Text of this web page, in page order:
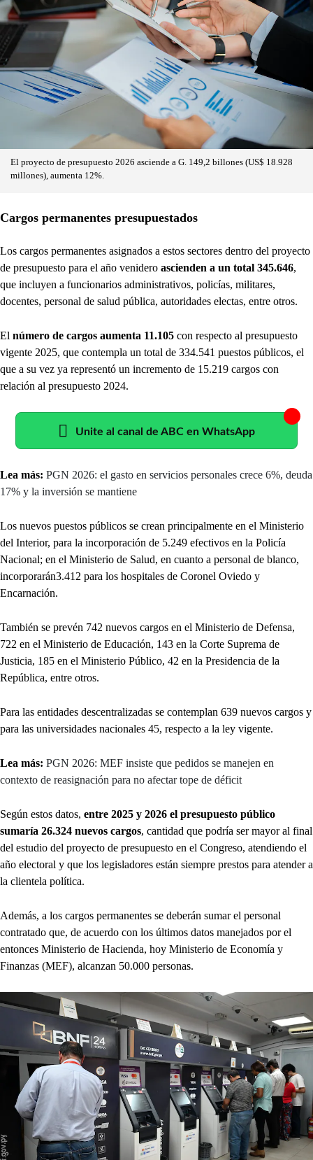
El proyecto de presupuesto 2026 asciende a G. 149,2 billones (US$ 18.928
millones), aumenta 12%.
Cargos permanentes presupuestados
Los cargos permanentes asignados a estos sectores dentro del proyecto
de presupuesto para el año venidero ascienden a un total 345.646,
que incluyen a funcionarios administrativos, policías, militares,
docentes, personal de salud pública, autoridades electas, entre otros.
El número de cargos aumenta 11.105 con respecto al presupuesto
vigente 2025, que contempla un total de 334.541 puestos públicos, el
que a su vez ya representó un incremento de 15.219 cargos con
relación al presupuesto 2024.
Unite al canal de ABC en WhatsApp
Lea más: PGN 2026: el gasto en servicios personales crece 6%, deuda
17% y la inversión se mantiene
Los nuevos puestos públicos se crean principalmente en el Ministerio
del Interior, para la incorporación de 5.249 efectivos en la Policía
Nacional; en el Ministerio de Salud, en cuanto a personal de blanco,
incorporarán3.412 para los hospitales de Coronel Oviedo y
Encarnación.
También se prevén 742 nuevos cargos en el Ministerio de Defensa,
722 en el Ministerio de Educación, 143 en la Corte Suprema de
Justicia, 185 en el Ministerio Público, 42 en la Presidencia de la
República, entre otros.
Para las entidades descentralizadas se contemplan 639 nuevos cargos y
para las universidades nacionales 45, respecto a la ley vigente.
Lea más: PGN 2026: MEF insiste que pedidos se manejen en
contexto de reasignación para no afectar tope de déficit
Según estos datos, entre 2025 y 2026 el presupuesto público
sumaría 26.324 nuevos cargos, cantidad que podría ser mayor al final
del estudio del proyecto de presupuesto en el Congreso, atendiendo el
año electoral y que los legisladores están siempre prestos para atender a
la clientela política.
Además, a los cargos permanentes se deberán sumar el personal
contratado que, de acuerdo con los últimos datos manejados por el
entonces Ministerio de Hacienda, hoy Ministerio de Economía y
Finanzas (MEF), alcanzan 50.000 personas.